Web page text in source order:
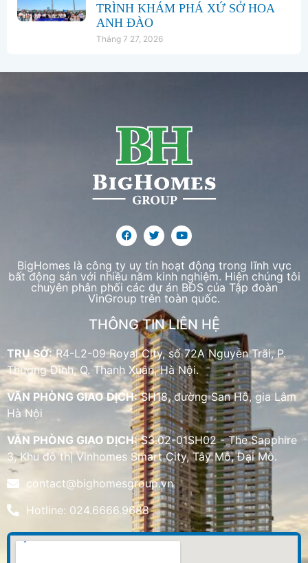
TRÌNH KHÁM PHÁ XỨ SỞ HOA
ANH ĐÀO
Tháng 7 27, 2026
BigHomes là công ty uy tín hoạt động trong lĩnh vực
bất động sản với nhiều năm kinh nghiệm. Hiện chúng tôi
chuyên phân phối các dự án BĐS của Tập đoàn
VinGroup trên toàn quốc.
THÔNG TIN LIÊN HỆ
TRỤ SỞ:R4-L2-09 Royal City, số 72A Nguyễn Trãi, P.
Thượng Đình, Q. Thanh Xuân, Hà Nội.
VĂN PHÒNG GIAO DỊCH:SH18, đường San Hô, gia Lâm
Hà Nội
VĂN PHÒNG GIAO DỊCH:S3.02-01SH02 - The Sapphire
3, Khu đô thị Vinhomes Smart City, Tây Mỗ, Đại Mỗ.
contact@bighomesgroup.vn
Hotline: 024.6666.9688